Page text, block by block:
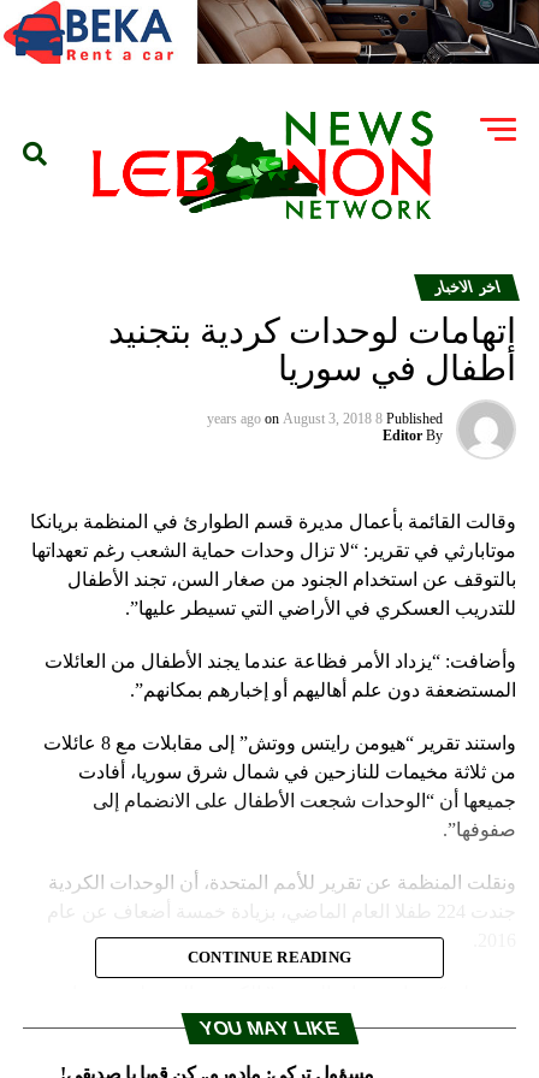
اخر الاخبار
اتهامات لوحدات كردية بتجنيد
أطفال في سوريا
Published
8 years ago
on August 3, 2018
By
Editor
وقالت القائمة بأعمال مديرة قسم الطوارئ في المنظمة بريانكا
موتابارثي في تقرير: “لا تزال وحدات حماية الشعب رغم تعهداتها
بالتوقف عن استخدام الجنود من صغار السن، تجند الأطفال
للتدريب العسكري في الأراضي التي تسيطر عليها”.
وأضافت: “يزداد الأمر فظاعة عندما يجند الأطفال من العائلات
المستضعفة دون علم أهاليهم أو إخبارهم بمكانهم”.
واستند تقرير “هيومن رايتس ووتش” إلى مقابلات مع 8 عائلات
من ثلاثة مخيمات للنازحين في شمال شرق سوريا، أفادت
جميعها أن “الوحدات شجعت الأطفال على الانضمام إلى
صفوفها”.
ونقلت المنظمة عن تقرير للأمم المتحدة، أن الوحدات الكردية
جندت 224 طفلا العام الماضي، بزيادة خمسة أضعاف عن عام
التحالف الدولي بقيادة الولايات المتحدة على مناطق واسعة في
شمال وشمال شرق سوريا، وكانت الأمم المتحدة ومنظمات
CONTINUE READING
YOU MAY LIKE
مسؤول تركي: مادورو.. كن قويا يا صديقي!